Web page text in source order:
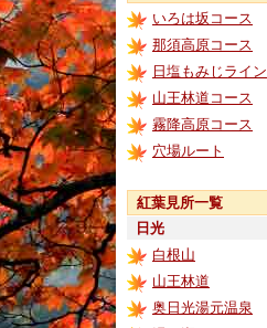
いろは坂コース
那須高原コース
日塩もみじライン
山王林道コース
霧降高原コース
穴場ルート
紅葉見所一覧
日光
白根山
山王林道
奥日光湯元温泉